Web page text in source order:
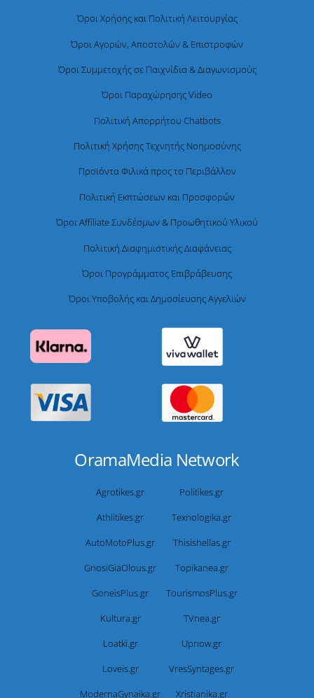
Όροι Χρήσης και Πολιτική Λειτουργίας
Όροι Αγορών, Αποστολών & Επιστροφών
Όροι Συμμετοχής σε Παιχνίδια & Διαγωνισμούς
Όροι Παραχώρησης Video
Πολιτική Απορρήτου Chatbots
Πολιτική Χρήσης Τεχνητής Νοημοσύνης
Προϊόντα Φιλικά προς το Περιβάλλον
Πολιτική Εκπτώσεων και Προσφορών
Όροι Affiliate Συνδέσμων & Προωθητικού Υλικού
Πολιτική Διαφημιστικής Διαφάνειας
Όροι Προγράμματος Επιβράβευσης
Όροι Υποβολής και Δημοσίευσης Αγγελιών
OramaMedia Network
Agrotikes.gr
Politikes.gr
Athlitikes.gr
Texnologika.gr
AutoMotoPlus.gr
Thisishellas.gr
GnosiGiaOlous.gr
Topikanea.gr
GoneisPlus.gr
TourismosPlus.gr
Kultura.gr
TVnea.gr
Loatki.gr
Upnow.gr
Loveis.gr
VresSyntages.gr
ModernaGynaika.gr
Xristianika.gr